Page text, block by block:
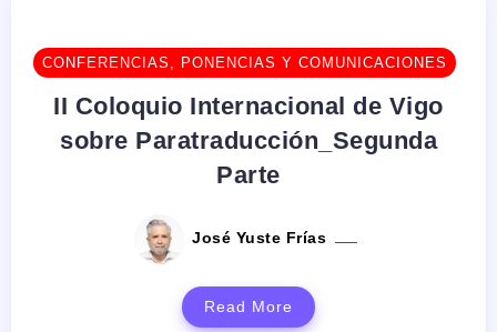
CONFERENCIAS, PONENCIAS Y COMUNICACIONES
II Coloquio Internacional de Vigo
sobre Paratraducción_Segunda
Parte
José Yuste Frías
Read More